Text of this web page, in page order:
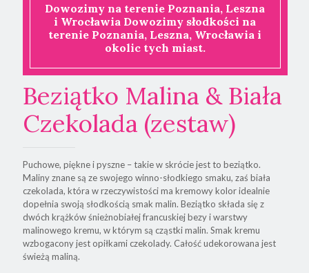
Dowozimy na terenie Poznania, Leszna
i Wrocławia Dowozimy słodkości na
terenie Poznania, Leszna, Wrocławia i
okolic tych miast.
Beziątko Malina & Biała
Czekolada (zestaw)
Puchowe, piękne i pyszne – takie w skrócie jest to beziątko.
Maliny znane są ze swojego winno-słodkiego smaku, zaś biała
czekolada, która w rzeczywistości ma kremowy kolor idealnie
dopełnia swoją słodkością smak malin. Beziątko składa się z
dwóch krążków śnieżnobiałej francuskiej bezy i warstwy
malinowego kremu, w którym są cząstki malin. Smak kremu
wzbogacony jest opiłkami czekolady. Całość udekorowana jest
świeżą maliną.